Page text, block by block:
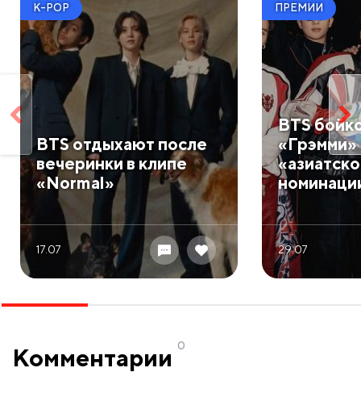
K-POP
BTS отдыхают после
вечеринки в клипе
«Normal»
17.07
ПРЕМИИ
BTS
«Грэмми»
29.07
Комментарии 0